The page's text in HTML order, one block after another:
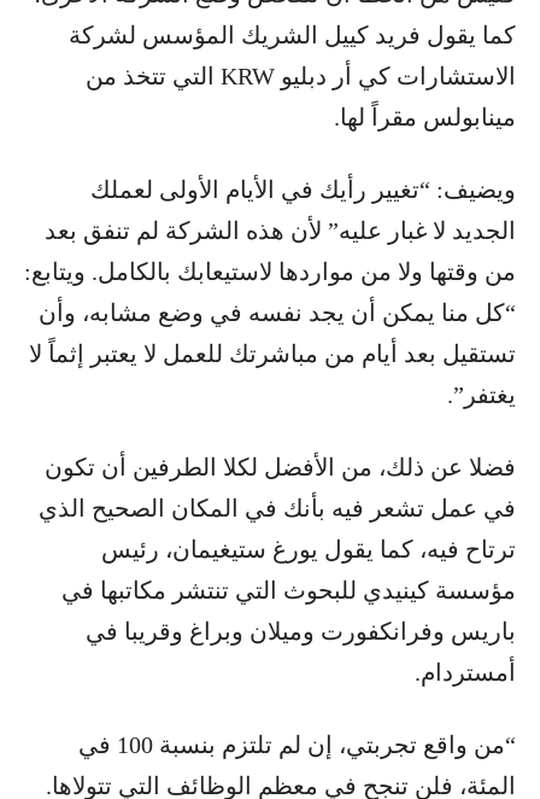
كما يقول فريد كييل الشريك المؤسس لشركة
الاستشارات كي أر دبليو KRW التي تتخذ من
مينابولس مقراً لها.
ويضيف: “تغيير رأيك في الأيام الأولى لعملك
الجديد لا غبار عليه” لأن هذه الشركة لم تنفق بعد
من وقتها ولا من مواردها لاستيعابك بالكامل. ويتابع:
“كل منا يمكن أن يجد نفسه في وضع مشابه، وأن
تستقيل بعد أيام من مباشرتك للعمل لا يعتبر إثماً لا
يغتفر”.
فضلا عن ذلك، من الأفضل لكلا الطرفين أن تكون
في عمل تشعر فيه بأنك في المكان الصحيح الذي
ترتاح فيه، كما يقول يورغ ستيغيمان، رئيس
مؤسسة كينيدي للبحوث التي تنتشر مكاتبها في
باريس وفرانكفورت وميلان وبراغ وقريبا في
أمستردام.
“من واقع تجربتي، إن لم تلتزم بنسبة 100 في
المئة، فلن تنجح في معظم الوظائف التي تتولاها.